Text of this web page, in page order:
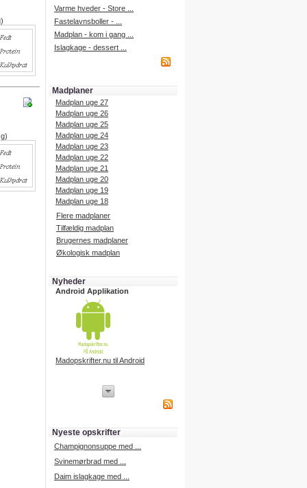
Varme hveder - Store ...
Fastelavnsboller - ...
Madplan - kom i gang ...
Islagkage - dessert ...
Madplaner
Madplan uge 27
Madplan uge 26
Madplan uge 25
Madplan uge 24
Madplan uge 23
Madplan uge 22
Madplan uge 21
Madplan uge 20
Madplan uge 19
Madplan uge 18
Flere madplaner
Tilfældig madplan
Brugernes madplaner
Økologisk madplan
Nyheder
Android Applikation
Madopskrifter.nu til Android
iPhone udvikling
Nyeste opskrifter
Champignonsuppe med ...
Svinemørbrad med ...
Daim islagkage med ...